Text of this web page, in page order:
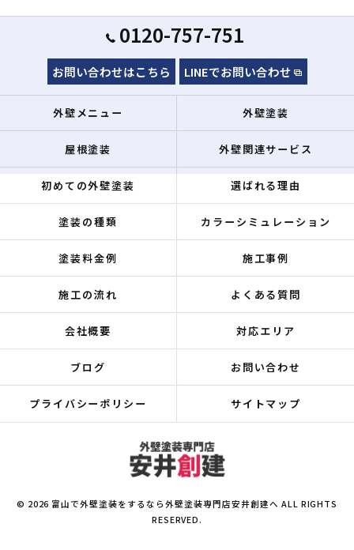
0120-757-751
お問い合わせはこちら LINEでお問い合わせ
外壁メニュー 外壁塗装
屋根塗装 外壁関連サービス
初めての外壁塗装 選ばれる理由
塗装の種類 カラーシミュレーション
塗装料金例 施工事例
施工の流れ よくある質問
会社概要 対応エリア
ブログ お問い合わせ
プライバシーポリシー サイトマップ
© 2026 富山で外壁塗装をするなら外壁塗装専門店安井創建へ ALL RIGHTS
RESERVED.